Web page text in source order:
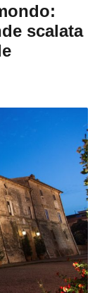
scalata